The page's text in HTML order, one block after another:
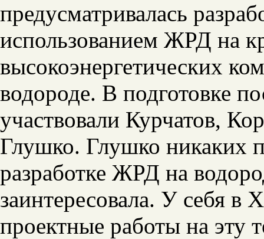
предусматривалась
использованием ЖРД на
высокоэнергетических
водороде. В подготовке
участвовали Курчатов,
Глушко. Глушко никаких
разработке ЖРД на
заинтересовала. У себя в
проектные работы на